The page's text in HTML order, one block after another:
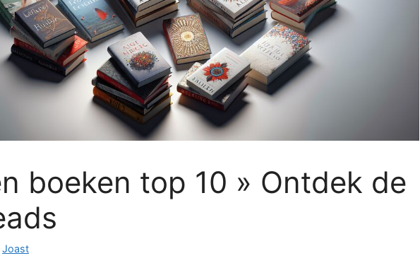
boeken top 10 » Ontdek de
Joast